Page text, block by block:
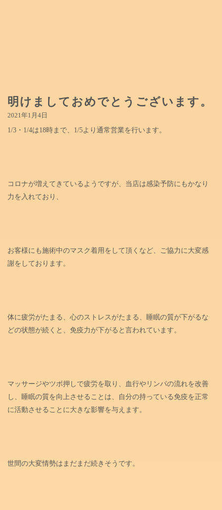
明けましておめでとうございます。
2021年1月4日
1/3・1/4は18時まで、1/5より通常営業を行います。
コロナが増えてきているようですが、当店は感染予防にもかなり
力を入れており、
お客様にも施術中のマスク着用をして頂くなど、ご協力に大変感
謝をしております。
体に疲労がたまる、心のストレスがたまる、睡眠の質が下がるな
どの状態が続くと、免疫力が下がると言われています。
マッサージやツボ押しで疲労を取り、血行やリンパの流れを改善
し、睡眠の質を向上させることは、自分の持っている免疫を正常
に活動させることに大きな影響を与えます。
世間の大変情勢はまだまだ続きそうです。